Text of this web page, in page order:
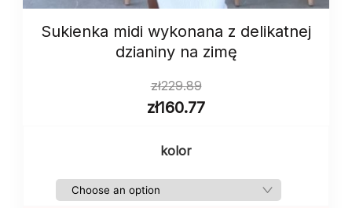
Sukienka midi wykonana z delikatnej
dzianiny na zimę
zł229.89
zł160.77
kolor